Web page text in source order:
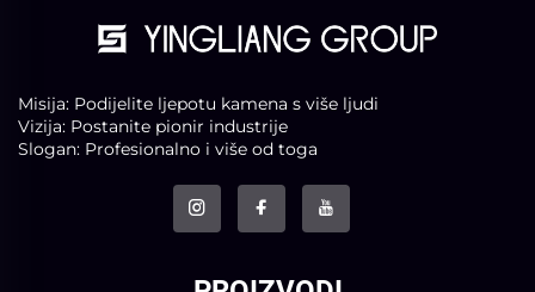
Misija: Podijelite ljepotu kamena s više ljudi
Vizija: Postanite pionir industrije
Slogan: Profesionalno i više od toga